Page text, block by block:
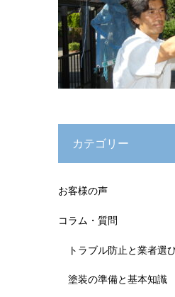
カテゴリー
お客様の声
コラム・質問
トラブル防止と業者選
塗装の準備と基本知識